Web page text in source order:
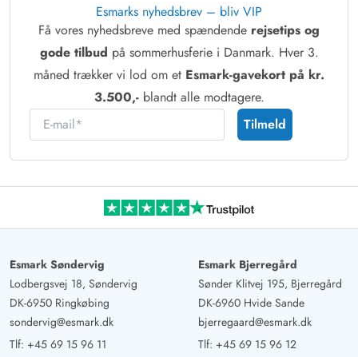
Esmarks nyhedsbrev – bliv VIP
Få vores nyhedsbreve med spændende rejsetips og
gode tilbud på sommerhusferie i Danmark. Hver 3.
måned trækker vi lod om et Esmark-gavekort på kr.
3.500,-blandt alle modtagere.
E-mail
Tilmeld
Esmark Søndervig
Lodbergsvej 18, Søndervig
DK-6950 Ringkøbing
sondervig@esmark.dk
Tlf: +45 69 15 96 11
Esmark Bjerregård
Sønder Klitvej 195, Bjerregård
DK-6960 Hvide Sande
bjerregaard@esmark.dk
Tlf: +45 69 15 96 12